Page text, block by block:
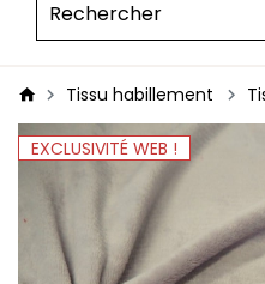
Tissu habillement
EXCLUSIVITÉ WEB !